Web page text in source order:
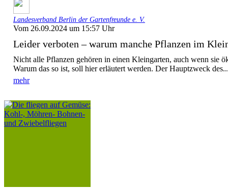
Landesverband Berlin der Gartenfreunde e. V.
Vom 26.09.2024 um 15:57 Uhr
Leider verboten – warum manche Pflanzen im
Nicht alle Pflanzen gehören in einen Kleingarten, auch wenn sie
Warum das so ist, soll hier erläutert werden. Der Hauptzweck
mehr